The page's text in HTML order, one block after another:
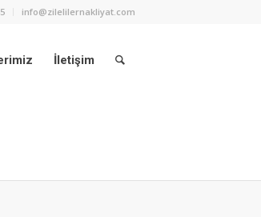
info@zilelilernakliyat.com
İletişim